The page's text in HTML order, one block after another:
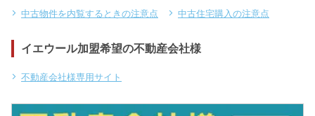
中古物件を内覧するときの注意点 中古住宅購入の注意点
イエウール加盟希望の不動産会社様
不動産会社様専用サイト